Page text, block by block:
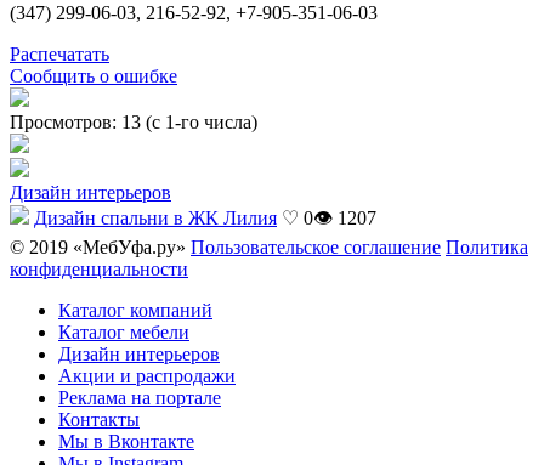
(347) 299-06-03, 216-52-92, +7-905-351-06-03
Распечатать
Сообщить о ошибке
Просмотров: 13 (с 1-го числа)
Дизайн интерьеров
Дизайн спальни в ЖК Лилия ♡ 0👁 1207
© 2019 «МебУфа.ру» Пользовательское соглашение Политика
конфиденциальности
Каталог компаний
Каталог мебели
Дизайн интерьеров
Акции и распродажи
Реклама на портале
Контакты
Мы в Вконтакте